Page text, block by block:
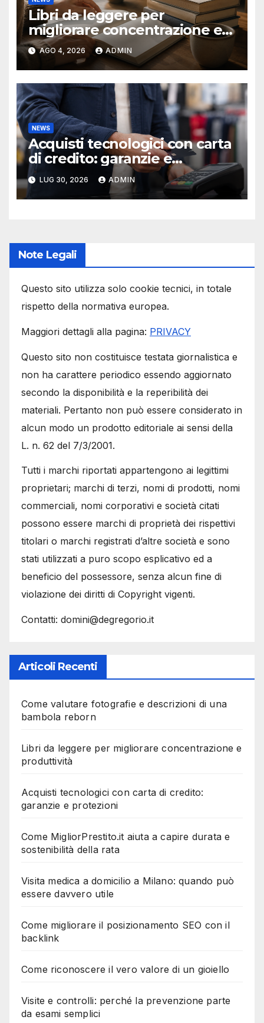
Libri da leggere per
migliorare concentrazione e
produttività
AGO 4, 2026 ADMIN
NEWS
Acquisti tecnologici con carta
di credito: garanzie e
protezioni
LUG 30, 2026 ADMIN
Note Legali
Questo sito utilizza solo cookie tecnici, in totale
rispetto della normativa europea.
Maggiori dettagli alla pagina: PRIVACY
Questo sito non costituisce testata giornalistica e
non ha carattere periodico essendo aggiornato
secondo la disponibilità e la reperibilità dei
materiali. Pertanto non può essere considerato in
alcun modo un prodotto editoriale ai sensi della
L. n. 62 del 7/3/2001.
Tutti i marchi riportati appartengono ai legittimi
proprietari; marchi di terzi, nomi di prodotti, nomi
commerciali, nomi corporativi e società citati
possono essere marchi di proprietà dei rispettivi
titolari o marchi registrati d’altre società e sono
stati utilizzati a puro scopo esplicativo ed a
beneficio del possessore, senza alcun fine di
violazione dei diritti di Copyright vigenti.
Contatti: domini@degregorio.it
Articoli Recenti
Come valutare fotografie e descrizioni di una
bambola reborn
Libri da leggere per migliorare concentrazione e
produttività
Acquisti tecnologici con carta di credito:
garanzie e protezioni
Come MigliorPrestito.it aiuta a capire durata e
sostenibilità della rata
Visita medica a domicilio a Milano: quando può
essere davvero utile
Come migliorare il posizionamento SEO con il
backlink
Come riconoscere il vero valore di un gioiello
Visite e controlli: perché la prevenzione parte
da esami semplici